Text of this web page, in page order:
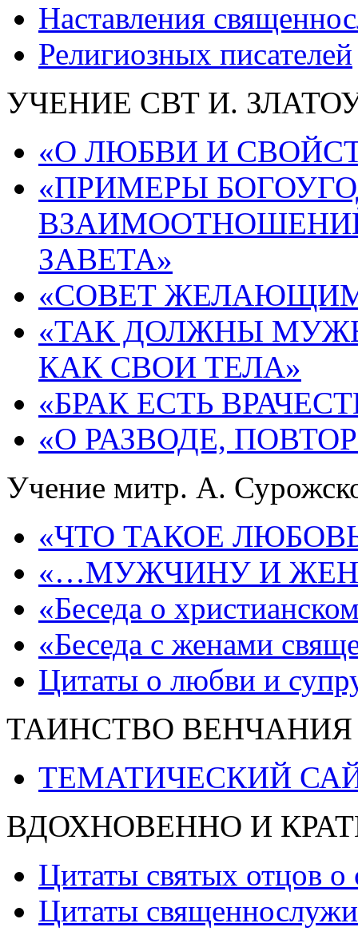
Наставления
Религиозных писателей
УЧЕНИЕ СВТ И.
«О ЛЮБВИ И
«ПРИМЕРЫ
ЗАВЕТА»
«СОВЕТ ЖЕЛАЮЩИМ
«ТАК ДОЛЖНЫ
КАК СВОИ ТЕЛА»
«БРАК ЕСТЬ
«О РАЗВОДЕ,
Учение митр. А.
«ЧТО ТАКОЕ
«…МУЖЧИНУ И
«Беседа о
«Беседа с женами
Цитаты о любви и
ТАИНСТВО ВЕНЧАНИЯ
ТЕМАТИЧЕСКИЙ
ВДОХНОВЕННО И
Цитаты святых отцов о
Цитаты